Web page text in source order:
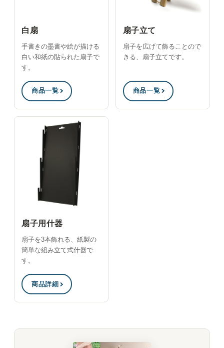
白扇
手書きの墨書や絵が描ける
白い和紙の貼られた扇子で
す。
商品一覧
扇子立て
扇子を広げて飾ることので
きる、扇子立てです。
商品一覧
扇子用什器
扇子を3本飾れる、紙製の
簡単な組み立て式什器で
す。
商品詳細